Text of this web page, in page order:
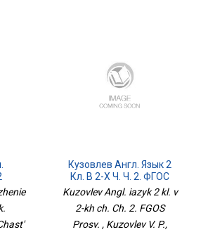
Кузовлев Англ. Язык 2
Кл. В 2-Х Ч. Ч. 2. ФГОС
Просв.
Kuzovlev Angl. iazyk 2 kl. v
2-kh ch. Ch. 2. FGOS
Prosv. , Kuzovlev V. P.,